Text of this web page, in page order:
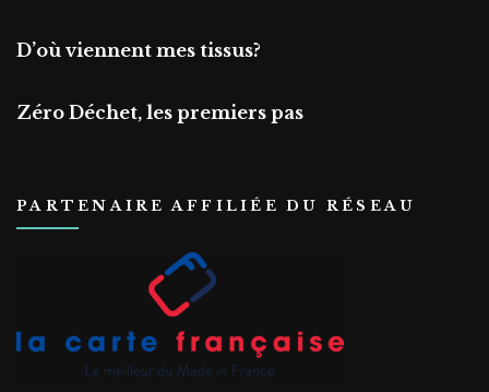
D’où viennent mes tissus?
Zéro Déchet, les premiers pas
PARTENAIRE AFFILIÉE DU RÉSEAU